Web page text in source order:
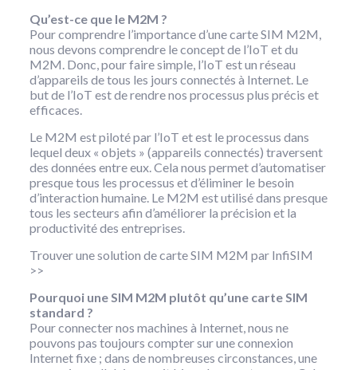
Qu’est-ce que le M2M ?
Pour comprendre l’importance d’une carte SIM M2M,
nous devons comprendre le concept de l’IoT et du
M2M. Donc, pour faire simple, l’IoT est un réseau
d’appareils de tous les jours connectés à Internet. Le
but de l’IoT est de rendre nos processus plus précis et
efficaces.
Le M2M est piloté par l’IoT et est le processus dans
lequel deux « objets » (appareils connectés) traversent
des données entre eux. Cela nous permet d’automatiser
presque tous les processus et d’éliminer le besoin
d’interaction humaine. Le M2M est utilisé dans presque
tous les secteurs afin d’améliorer la précision et la
productivité des entreprises.
Trouver une solution de carte SIM M2M par InfiSIM
>>
Pourquoi une SIM M2M plutôt qu’une carte SIM
standard ?
Pour connecter nos machines à Internet, nous ne
pouvons pas toujours compter sur une connexion
Internet fixe ; dans de nombreuses circonstances, une